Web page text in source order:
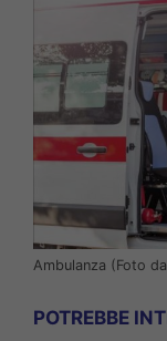
Ambulanza (Foto
POTREBBE